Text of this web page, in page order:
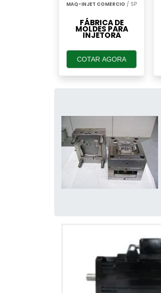
MAQ-INJET COMERCIO / SP
FÁBRICA DE
MOLDES PARA
INJETORA
COTAR AGORA